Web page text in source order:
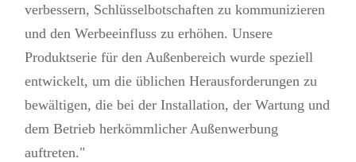
verbessern, Schlüsselbotschaften zu kommunizieren
und den Werbeeinfluss zu erhöhen. Unsere
Produktserie für den Außenbereich wurde speziell
entwickelt, um die üblichen Herausforderungen zu
bewältigen, die bei der Installation, der Wartung und
dem Betrieb herkömmlicher Außenwerbung
auftreten."